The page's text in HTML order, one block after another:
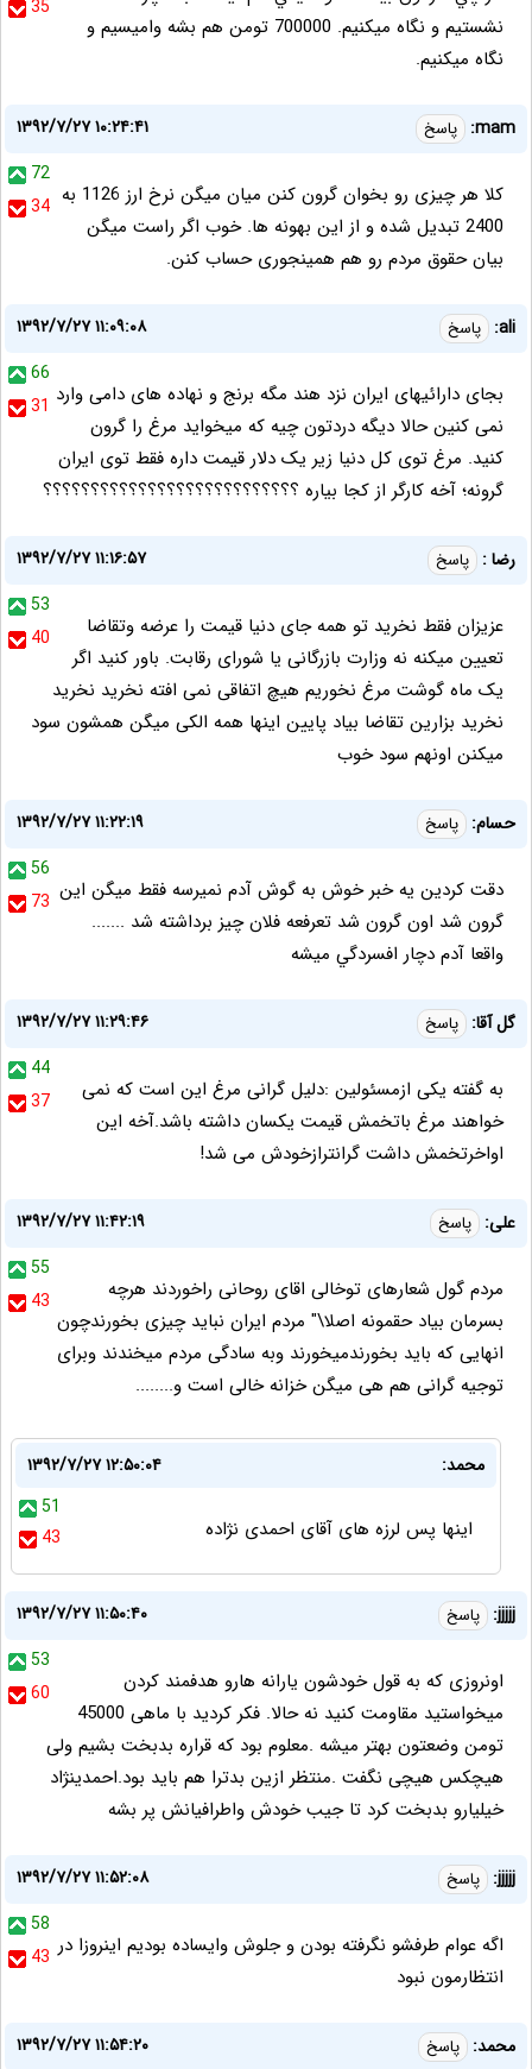
35
نشستيم و نگاه ميكنيم. 700000 تومن هم بشه واميسيم و
نگاه ميكنيم.
mam: پاسخ
۱۳۹۲/۷/۲۷ ۱۰:۲۴:۴۱
72
34 کلا هر چیزی رو بخوان گرون کنن میان میگن نرخ ارز 1126 به
2400 تبدیل شده و از این بهونه ها. خوب اگر راست میگن
بیان حقوق مردم رو هم همینجوری حساب کنن.
ali: پاسخ
۱۳۹۲/۷/۲۷ ۱۱:۰۹:۰۸
66
31 بجای دارائیهای ایران نزد هند مگه برنج و نهاده های دامی وارد
نمی کنین حالا دیگه دردتون چیه که میخواید مرغ را گرون
کنید. مرغ توی کل دنیا زیر یک دلار قیمت داره فقط توی ایران
گرونه؛ آخه کارگر از کجا بیاره ؟؟؟؟؟؟؟؟؟؟؟؟؟؟؟؟؟؟؟؟؟؟؟؟؟؟؟
رضا : پاسخ
۱۳۹۲/۷/۲۷ ۱۱:۱۶:۵۷
53
40
عزیزان فقط نخرید تو همه جای دنیا قیمت را عرضه وتقاضا
تعیین میکنه نه وزارت بازرگانی یا شورای رقابت. باور کنید اگر
یک ماه گوشت مرغ نخوریم هیچ اتفاقی نمی افته نخرید نخرید
نخرید بزارین تقاضا بیاد پایین اینها همه الکی میگن همشون سود
میکنن اونهم سود خوب
حسام: پاسخ
۱۳۹۲/۷/۲۷ ۱۱:۲۲:۱۹
56
73 دقت كردين يه خبر خوش به گوش آدم نميرسه فقط ميگن اين
گرون شد اون گرون شد تعرفعه فلان چيز برداشته شد .......
واقعا آدم دچار افسردگي ميشه
گل آقا: پاسخ
۱۳۹۲/۷/۲۷ ۱۱:۲۹:۴۶
44
37
به گفته یکی ازمسئولین :دلیل گرانی مرغ این است که نمی
خواهند مرغ باتخمش قیمت یکسان داشته باشد.آخه این
اواخرتخمش داشت گرانترازخودش می شد!
علی: پاسخ
۱۳۹۲/۷/۲۷ ۱۱:۴۲:۱۹
55
43
مردم گول شعارهای توخالی اقای روحانی راخوردند هرچه
بسرمان بیاد حقمونه اصلا\" مردم ایران نباید چیزی بخورندچون
انهایی که باید بخورندمیخورند وبه سادگی مردم میخندند وبرای
توجیه گرانی هم هی میگن خزانه خالی است و........
محمد:
۱۳۹۲/۷/۲۷ ۱۲:۵۰:۰۴
51
43
اینها پس لرزه های آقای احمدی نژاده
jjjjj: پاسخ
۱۳۹۲/۷/۲۷ ۱۱:۵۰:۴۰
53
60
اونروزی که به قول خودشون یارانه هارو هدفمند کردن
میخواستید مقاومت کنید نه حالا. فکر کردید با ماهی 45000
تومن وضعتون بهتر میشه .معلوم بود که قراره بدبخت بشیم ولی
هیچکس هیچی نگفت .منتظر ازین بدترا هم باید بود.احمدینژاد
خیلیارو بدبخت کرد تا جیب خودش واطرافیانش پر بشه
jjjjj: پاسخ
۱۳۹۲/۷/۲۷ ۱۱:۵۲:۰۸
58
43 اگه عوام طرفشو نگرفته بودن و جلوش وایساده بودیم اینروزا در
انتظارمون نبود
محمد: پاسخ
۱۳۹۲/۷/۲۷ ۱۱:۵۴:۲۰